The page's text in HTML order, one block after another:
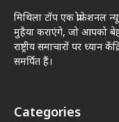
मिथिला टॉप एक प्रोफेशनल
मुहैया कराएंगे, जो आपको
राष्ट्रीय समाचारों पर ध्यान
समर्पित हैं।
Categories